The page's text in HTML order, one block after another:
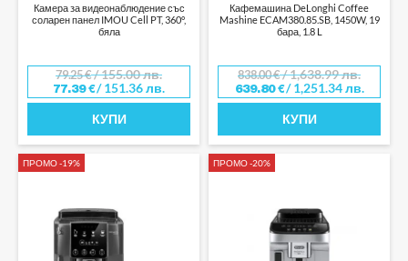
Камера за видеонаблюдение със
соларен панел IMOU Cell PT, 360°,
бяла
79.25€/ 155.00 лв.
77.39€/ 151.36 лв.
КУПИ
Кафемашина DeLonghi Coffee
Mashine ECAM380.85.SB, 1450W, 19
бара, 1.8 L
838.00€/ 1,638.99 лв.
639.80€/ 1,251.34 лв.
КУПИ
ПРОМО -19% ПРОМО -20%